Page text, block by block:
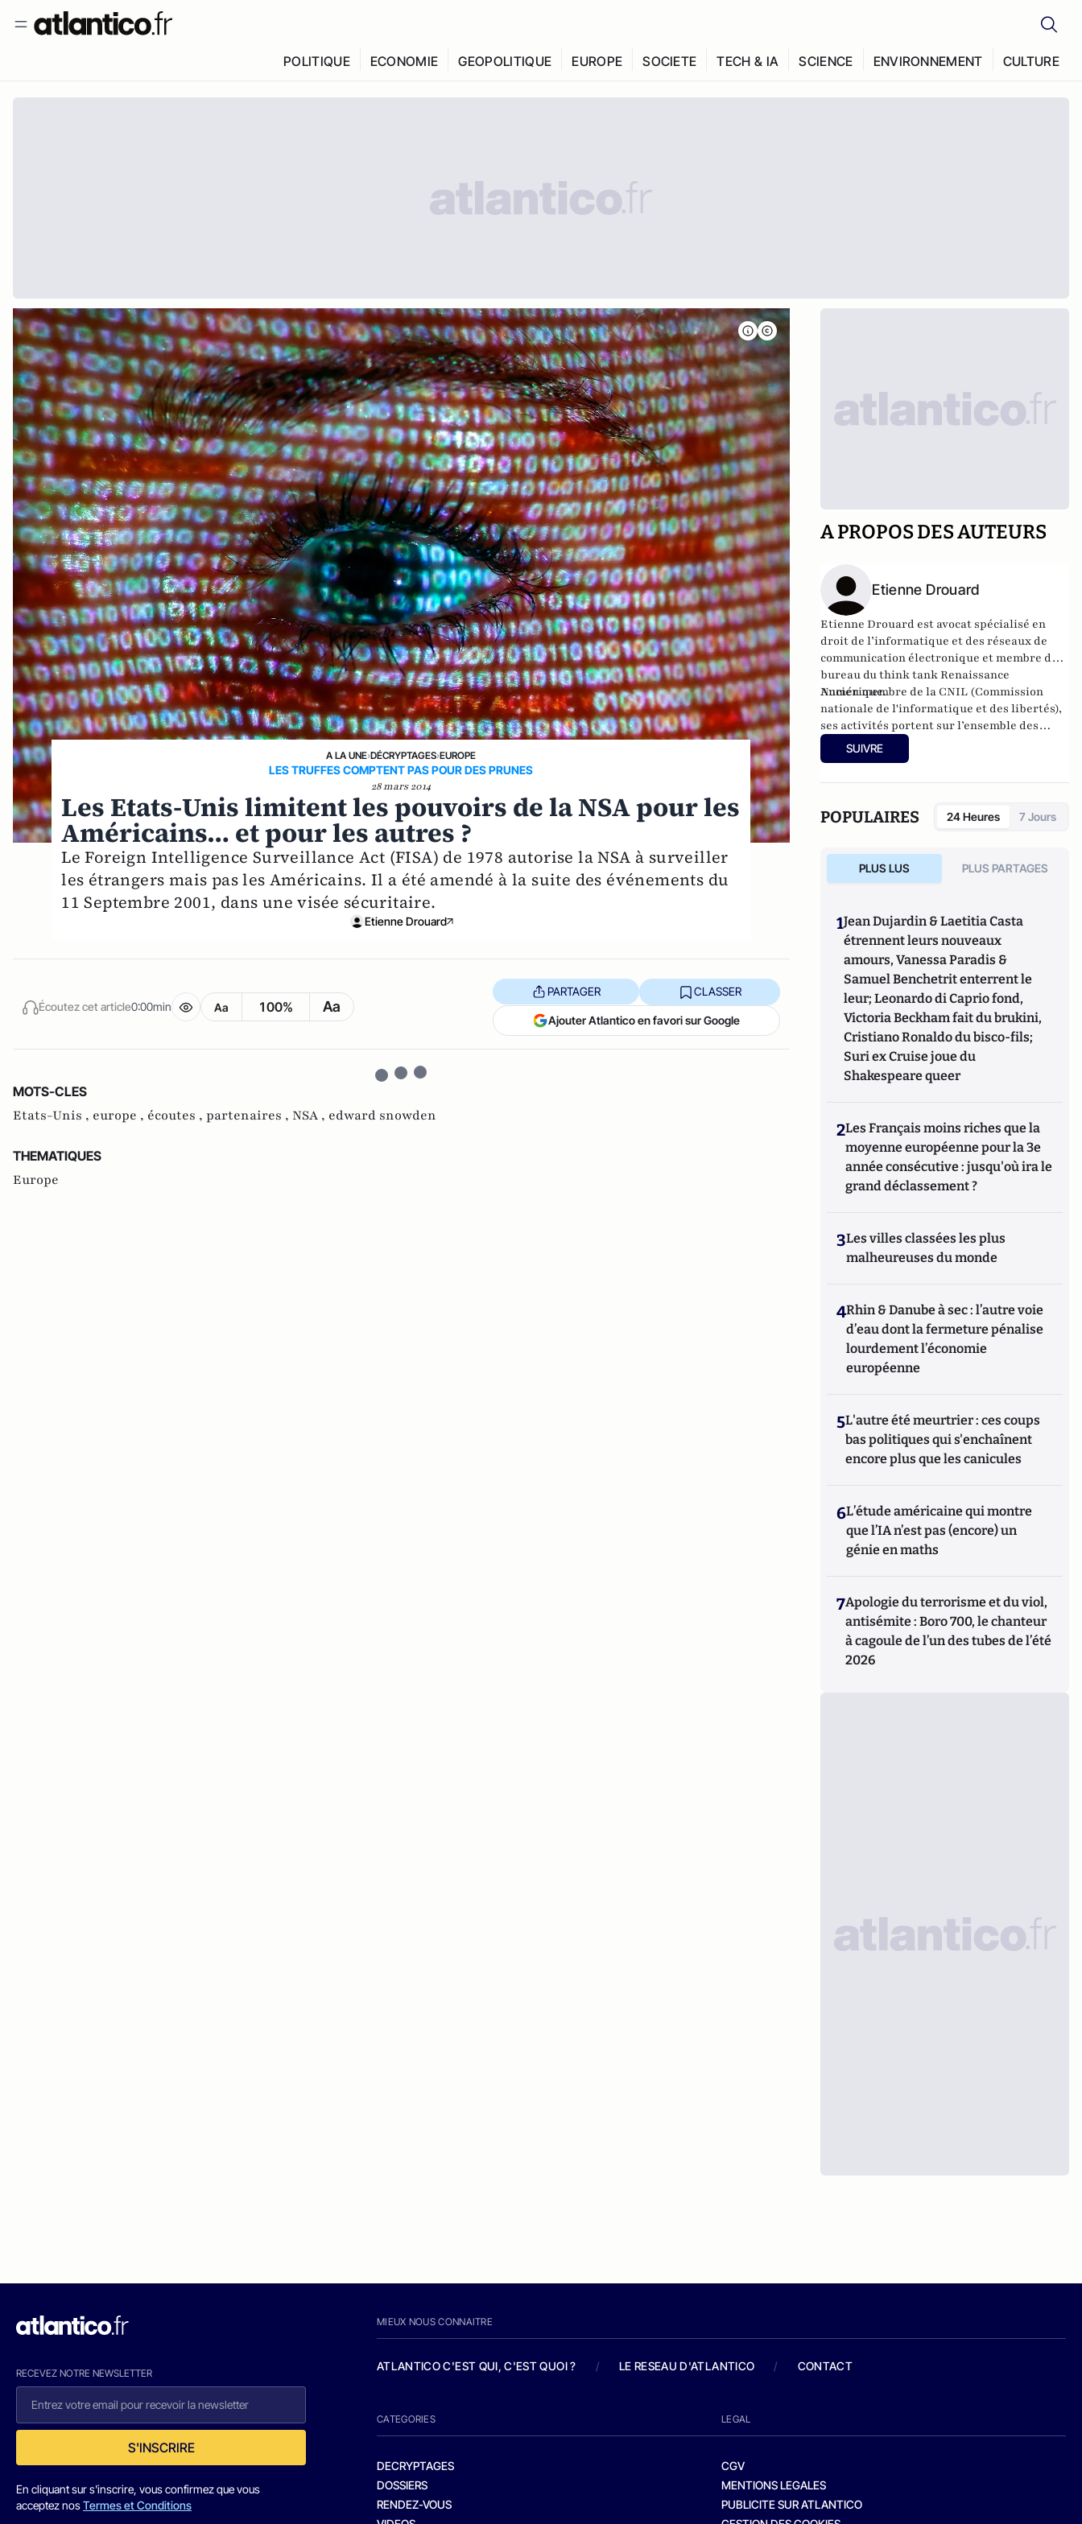
POLITIQUE ECONOMIE GEOPOLITIQUE EUROPE SOCIETE TECH & IA SCIENCE ENVIRONNEMENT CULTURE
A LA UNE›DÉCRYPTAGES›EUROPE
LES TRUFFES COMPTENT PAS POUR DES PRUNES
28 mars 2014
Les Etats-Unis limitent les pouvoirs de la NSA pour les
Américains… et pour les autres ?
Le Foreign Intelligence Surveillance Act (FISA) de 1978 autorise la NSA à surveiller
les étrangers mais pas les Américains. Il a été amendé à la suite des événements du
11 Septembre 2001, dans une visée sécuritaire.
Etienne Drouard
Écoutez cet article0:00min Aa 100% Aa
PARTAGER CLASSER
Ajouter Atlantico en favori sur Google
MOTS-CLES
Etats-Unis , europe , écoutes , partenaires , NSA , edward snowden
THEMATIQUES
Europe
A PROPOS DES AUTEURS
Etienne Drouard
Etienne Drouard est avocat spécialisé en
droit de l’informatique et des réseaux de
communication électronique et membre du
bureau du think tankRenaissance
Numérique.
Ancien membre de la CNIL (Commission
nationale de l'informatique et des libertés),
ses activités portent sur l’ensemble des
débats de régulation des réseaux et
contenus numériques menés devant les
SUIVRE
POPULAIRES 24 Heures 7 Jours
PLUS LUS PLUS PARTAGES
1Jean Dujardin & Laetitia Casta
étrennent leurs nouveaux
amours, Vanessa Paradis &
Samuel Benchetrit enterrent le
leur; Leonardo di Caprio fond,
Victoria Beckham fait du brukini,
Cristiano Ronaldo du bisco-fils;
Suri ex Cruise joue du
Shakespeare queer
2Les Français moins riches que la
moyenne européenne pour la 3e
année consécutive : jusqu'où ira le
grand déclassement ?
3Les villes classées les plus
malheureuses du monde
4Rhin & Danube à sec : l’autre voie
d’eau dont la fermeture pénalise
lourdement l’économie
européenne
5L'autre été meurtrier : ces coups
bas politiques qui s'enchaînent
encore plus que les canicules
6L’étude américaine qui montre
que l’IA n’est pas (encore) un
génie en maths
7Apologie du terrorisme et du viol,
antisémite : Boro 700, le chanteur
à cagoule de l’un des tubes de l’été
2026
RECEVEZ NOTRE NEWSLETTER
S'INSCRIRE
En cliquant sur s'inscrire, vous confirmez que vous
acceptez nosTermes et Conditions
MIEUX NOUS CONNAITRE
ATLANTICO C'EST QUI, C'EST QUOI ? / LE RESEAU D'ATLANTICO / CONTACT
CATEGORIES
DECRYPTAGES
DOSSIERS
RENDEZ-VOUS
LEGAL
CGV
MENTIONS LEGALES
PUBLICITE SUR ATLANTICO